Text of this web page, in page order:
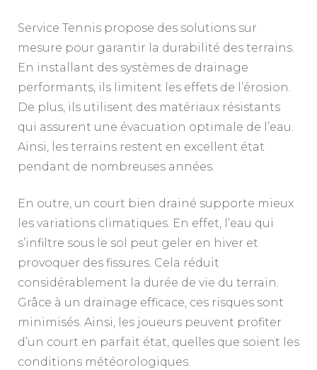
Service Tennis propose des solutions sur
mesure pour garantir la durabilité des terrains.
En installant des systèmes de drainage
performants, ils limitent les effets de l’érosion.
De plus, ils utilisent des matériaux résistants
qui assurent une évacuation optimale de l’eau.
Ainsi, les terrains restent en excellent état
pendant de nombreuses années.
En outre, un court bien drainé supporte mieux
les variations climatiques. En effet, l’eau qui
s’infiltre sous le sol peut geler en hiver et
provoquer des fissures. Cela réduit
considérablement la durée de vie du terrain.
Grâce à un drainage efficace, ces risques sont
minimisés. Ainsi, les joueurs peuvent profiter
d’un court en parfait état, quelles que soient les
conditions météorologiques.